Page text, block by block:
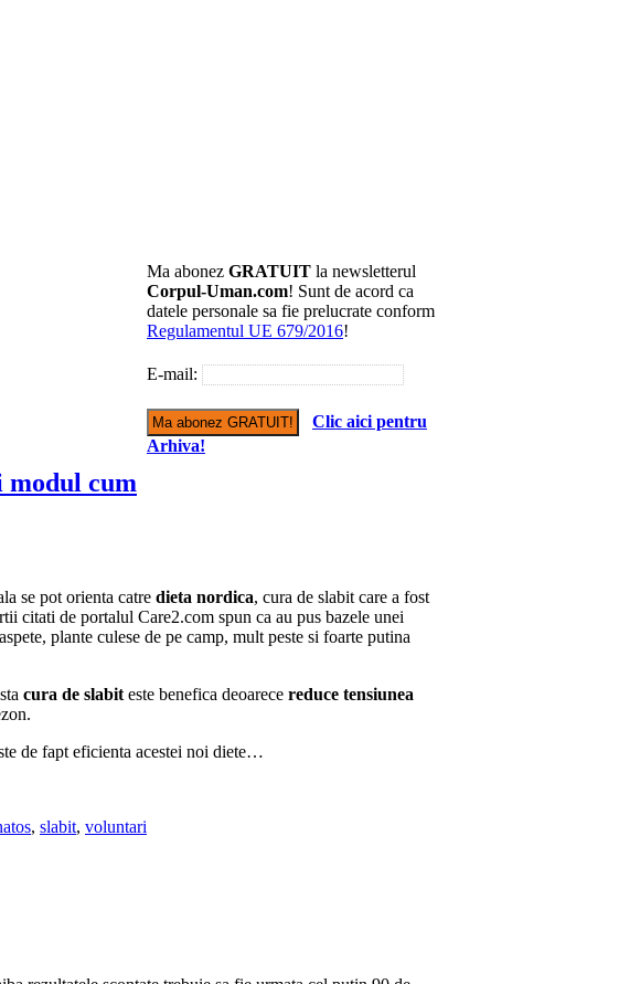
Ma abonez GRATUIT la newsletterul
Corpul-Uman.com! Sunt de acord ca
datele personale sa fie prelucrate conform
Regulamentul UE 679/2016!
E-mail:
Clic aici pentru
Arhiva!
cum
se pot orienta catre dieta nordica, cura de slabit care a fost
citati de portalul Care2.com spun ca au pus bazele unei
plante culese de pe camp, mult peste si foarte putina
cura de slabit este benefica deoarece reduce tensiunea
de fapt eficienta acestei noi diete…
, slabit, voluntari